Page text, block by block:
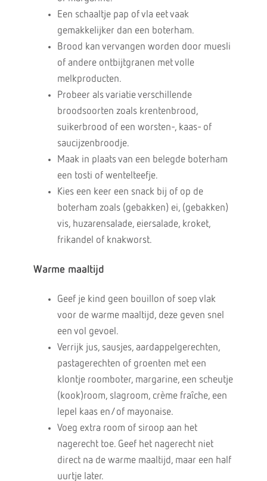
Een schaaltje pap of vla eet vaak
gemakkelijker dan een boterham.
Brood kan vervangen worden door muesli
of andere ontbijtgranen met volle
melkproducten.
Probeer als variatie verschillende
broodsoorten zoals krentenbrood,
suikerbrood of een worsten-, kaas- of
saucijzenbroodje.
Maak in plaats van een belegde boterham
een tosti of wentelteefje.
Kies een keer een snack bij of op de
boterham zoals (gebakken) ei, (gebakken)
vis, huzarensalade, eiersalade, kroket,
frikandel of knakworst.
Warme maaltijd
Geef je kind geen bouillon of soep vlak
voor de warme maaltijd, deze geven snel
een vol gevoel.
Verrijk jus, sausjes, aardappelgerechten,
pastagerechten of groenten met een
klontje roomboter, margarine, een scheutje
(kook)room, slagroom, crème fraîche, een
lepel kaas en/of mayonaise.
Voeg extra room of siroop aan het
nagerecht toe. Geef het nagerecht niet
direct na de warme maaltijd, maar een half
uurtje later.